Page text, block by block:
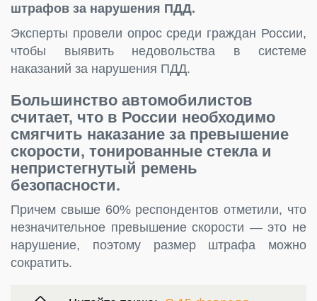
штрафов за нарушения ПДД.
Эксперты провели опрос среди граждан России,
чтобы выявить недовольства в системе
наказаний за нарушения ПДД.
Большинство автомобилистов
считает, что в России необходимо
смягчить наказание за превышение
скорости, тонированные стекла и
непристегнутый ремень
безопасности.
Причем свыше 60% респондентов отметили, что
незначительное превышение скорости — это не
нарушение, поэтому размер штрафа можно
сократить.